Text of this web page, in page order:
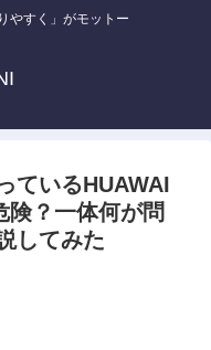
やすく」がモットー
ているHUAWAI
険？一体何が問
してみた